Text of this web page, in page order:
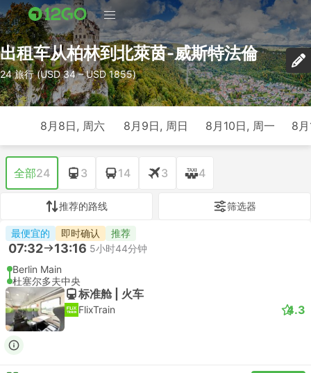
出租车从柏林到北萊茵-威斯特法倫
24 旅行 (USD 34 – USD 1855)
8月8日, 周六 8月9日, 周日 8月10日, 周一 8
全部24 3 14 3 4
推荐的路线 筛选器
最便宜的 即时确认 推荐
07:32 13:16 5小时44分钟
Berlin Main
杜塞尔多夫中央
标准舱 | 火车
FlixTrain 4.3